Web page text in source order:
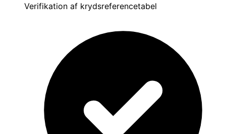
Verifikation af krydsreferencetabel